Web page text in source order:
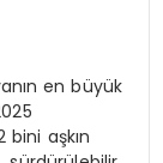
en büyük
aşkın